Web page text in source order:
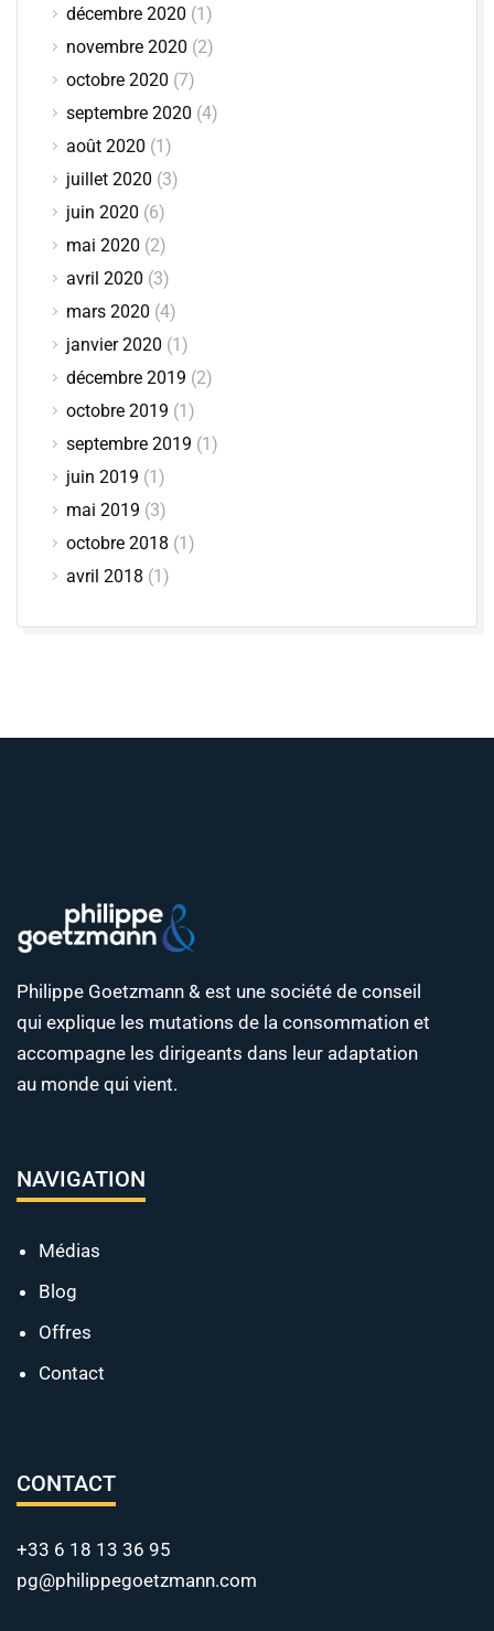
décembre 2020 (1)
novembre 2020 (2)
octobre 2020 (7)
septembre 2020 (4)
août 2020 (1)
juillet 2020 (3)
juin 2020 (6)
mai 2020 (2)
avril 2020 (3)
mars 2020 (4)
janvier 2020 (1)
décembre 2019 (2)
octobre 2019 (1)
septembre 2019 (1)
juin 2019 (1)
mai 2019 (3)
octobre 2018 (1)
avril 2018 (1)
Philippe Goetzmann & est une société de conseil
qui explique les mutations de la consommation et
accompagne les dirigeants dans leur adaptation
au monde qui vient.
NAVIGATION
Médias
Blog
Offres
Contact
CONTACT
+33 6 18 13 36 95
pg@philippegoetzmann.com